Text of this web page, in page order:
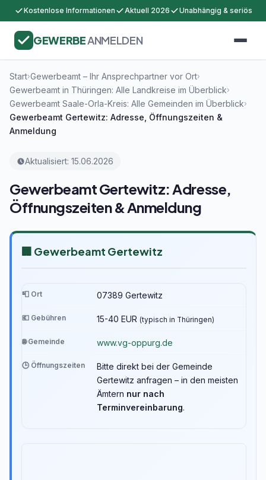
Kostenlose Informationen Aktuell 2026 Unabhängig & seriös
GEWERBEANMELDEN
Start›Gewerbeamt – Ihr Ansprechpartner vor Ort›
Gewerbeamt in Thüringen: Alle Landkreise im Überblick›
Gewerbeamt Saale-Orla-Kreis: Alle Gemeinden im Überblick›
Gewerbeamt Gertewitz: Adresse, Öffnungszeiten &
Anmeldung
Aktualisiert: 15.06.2026
Gewerbeamt Gertewitz: Adresse,
Öffnungszeiten & Anmeldung
🏢 Gewerbeamt Gertewitz
📮 Ort 07389 Gertewitz
💶 Gebühren 15-40 EUR (typisch in Thüringen)
🌐 Gemeinde www.vg-oppurg.de
🕒 Öffnungszeiten
Bitte direkt bei der Gemeinde
Gertewitz anfragen – in den meisten
Ämtern nur nach
Terminvereinbarung.